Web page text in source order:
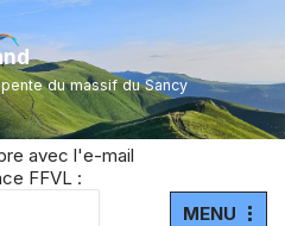
du massif du Sancy
avec l'e-mail
FFVL :
MENU